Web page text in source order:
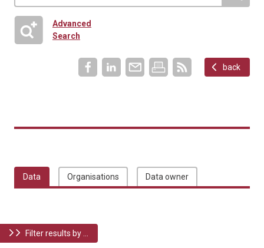
Advanced
Search
back
Data Organisations Data owner
Filter results by ...